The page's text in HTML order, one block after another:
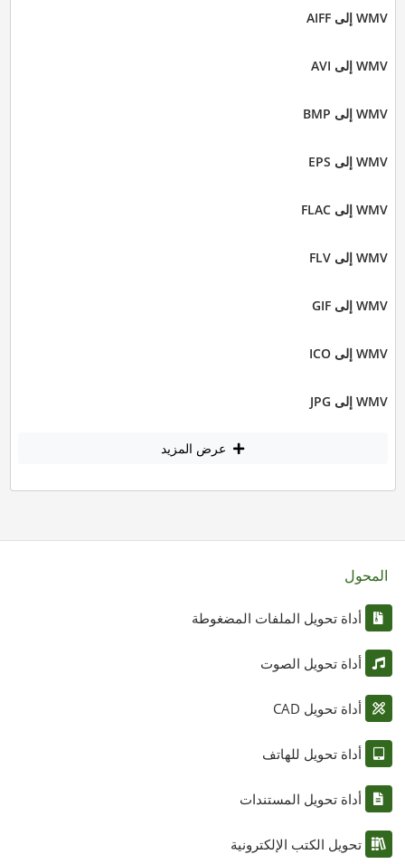
WMV إلى AIFF
WMV إلى AVI
WMV إلى BMP
WMV إلى EPS
WMV إلى FLAC
WMV إلى FLV
WMV إلى GIF
WMV إلى ICO
WMV إلى JPG
عرض المزيد
المحول
أداة تحويل الملفات المضغوطة
أداة تحويل الصوت
أداة تحويل CAD
أداة تحويل للهاتف
أداة تحويل المستندات
تحويل الكتب الإلكترونية